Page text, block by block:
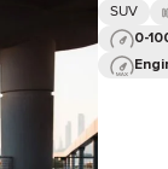
SUV
0-